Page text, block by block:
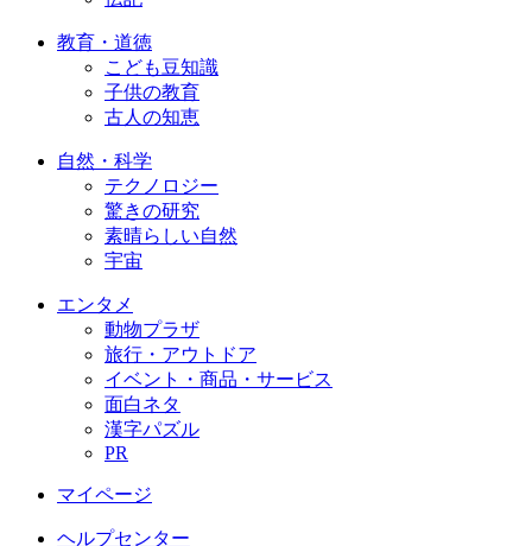
教育・道徳
こども豆知識
子供の教育
古人の知恵
自然・科学
テクノロジー
驚きの研究
素晴らしい自然
宇宙
エンタメ
動物プラザ
旅行・アウトドア
イベント・商品・サービス
面白ネタ
漢字パズル
PR
マイページ
ヘルプセンター